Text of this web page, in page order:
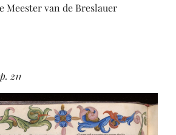
Meester van de Breslauer
211